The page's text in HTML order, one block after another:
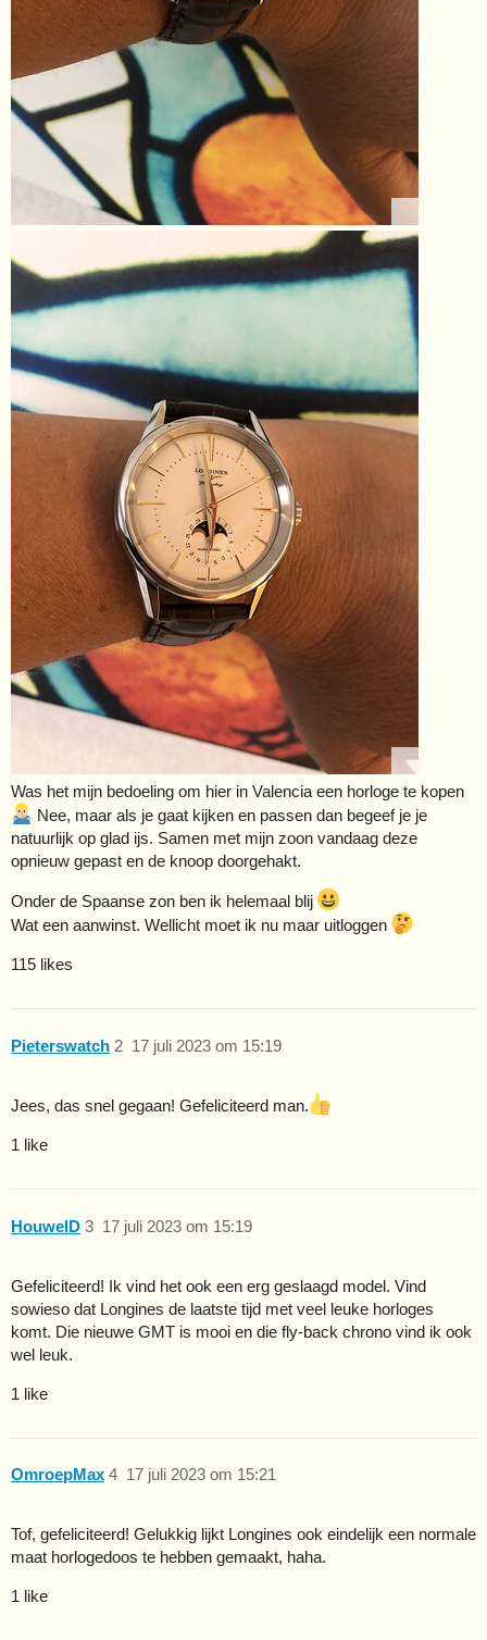
Was het mijn bedoeling om hier in Valencia een horloge te kopen
Nee, maar als je gaat kijken en passen dan begeef je je
natuurlijk op glad ijs. Samen met mijn zoon vandaag deze
opnieuw gepast en de knoop doorgehakt.
Onder de Spaanse zon ben ik helemaal blij
Wat een aanwinst. Wellicht moet ik nu maar uitloggen
115 likes
Pieterswatch 17 juli 2023 om 15:19
2
Jees, das snel gegaan! Gefeliciteerd man.
1 like
HouwelD 17 juli 2023 om 15:19
3
Gefeliciteerd! Ik vind het ook een erg geslaagd model. Vind
sowieso dat Longines de laatste tijd met veel leuke horloges
komt. Die nieuwe GMT is mooi en die fly-back chrono vind ik ook
wel leuk.
1 like
OmroepMax 17 juli 2023 om 15:21
4
Tof, gefeliciteerd! Gelukkig lijkt Longines ook eindelijk een normale
maat horlogedoos te hebben gemaakt, haha.
1 like